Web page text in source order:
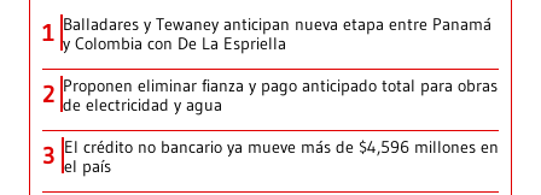
1 Balladares y Tewaney anticipan nueva etapa entre Panamá
y Colombia con De La Espriella
2 Proponen eliminar fianza y pago anticipado total para obras
de electricidad y agua
3 El crédito no bancario ya mueve más de $4,596 millones en
el país